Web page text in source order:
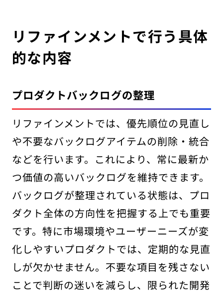
リファインメントで行う具体
的な内容
プロダクトバックログの整理
リファインメントでは、優先順位の見直し
や不要なバックログアイテムの削除・統合
などを行います。これにより、常に最新か
つ価値の高いバックログを維持できます。
バックログが整理されている状態は、プロ
ダクト全体の方向性を把握する上でも重要
です。特に市場環境やユーザーニーズが変
化しやすいプロダクトでは、定期的な見直
しが欠かせません。不要な項目を残さない
ことで判断の迷いを減らし、限られた開発